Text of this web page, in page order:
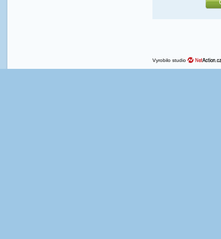
Vyrobilo studio